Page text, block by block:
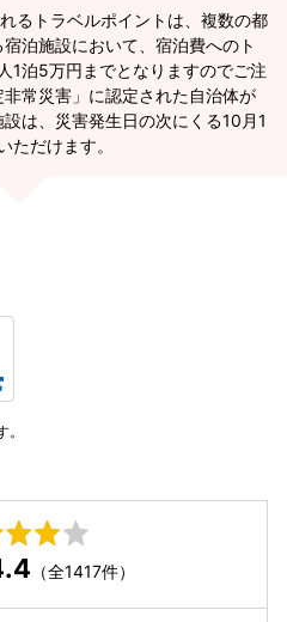
るトラベルポイントは、複数の都
泊施設において、宿泊費へのト
1泊5万円までとなりますのでご注
常災害」に認定された自治体が
は、災害発生日の次にくる10月1
ただけます。
（全1417件）